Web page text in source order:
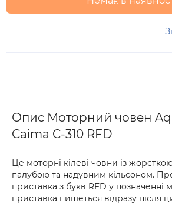
Опис Моторний човен
Caima C-310 RFD
Це моторні кілеві човни із
палубою та надувним кільсоном.
приставка з букв RFD у позначенні
приставка пишеться відразу після